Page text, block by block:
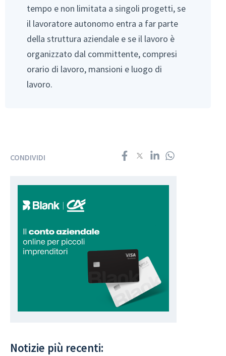
tempo e non limitata a singoli progetti, se
il lavoratore autonomo entra a far parte
della struttura aziendale e se il lavoro è
organizzato dal committente, compresi
orario di lavoro, mansioni e luogo di
lavoro.
CONDIVIDI
Notizie più recenti: